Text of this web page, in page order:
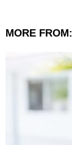
MORE FROM: